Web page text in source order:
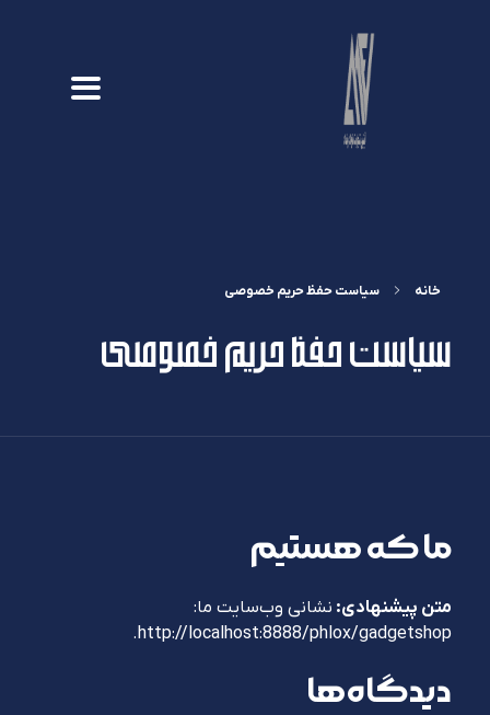
خانه سیاست حفظ حریم خصوصی
سیاست حفظ حریم خصوصی
ما که هستیم
متن پیشنهادی: نشانی وب‌سایت ما:
http://localhost:8888/phlox/gadgetshop.
دیدگاه‌ها